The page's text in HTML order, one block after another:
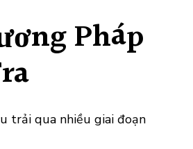
Pháp
trải qua nhiều giai đoạn